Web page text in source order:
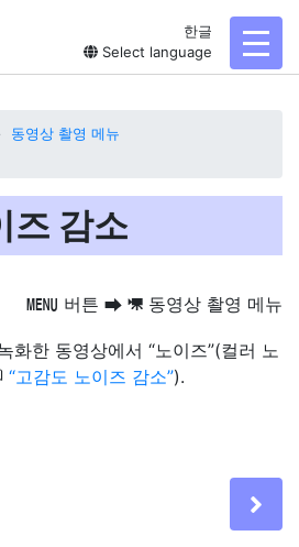
한글
Select language
동영상 촬영 메뉴
즈 감소
G 버튼 U 1 동영상 촬영 메뉴
화한 동영상에서 “노이즈”(컬러 노
고감도 노이즈 감소 ).